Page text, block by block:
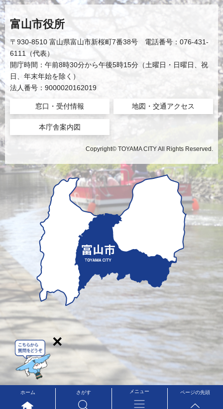
ホーム さがす メニュー ページの先頭
富山市役所
〒930-8510 富山県富山市新桜町7番38号 電話番号：076-431-
6111（代表）
開庁時間：午前8時30分から午後5時15分（土曜日・日曜日、祝
日、年末年始を除く）
法人番号：9000020162019
窓口・受付情報 地図・交通アクセス
本庁舎案内図
Copyright© TOYAMA CITY All Rights Reserved.
×